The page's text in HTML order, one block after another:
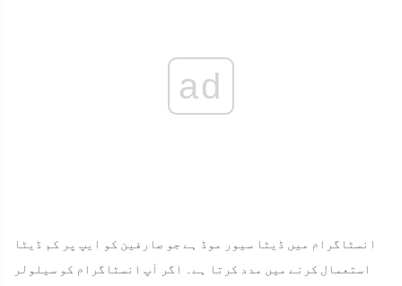
ad
انسٹاگرام میں ڈیٹا سیور موڈ ہے جو صارفین کو ایپ پر کم ڈیٹا
استعمال کرنے میں مدد کرتا ہے۔ اگر آپ انسٹاگرام کو سیلولر